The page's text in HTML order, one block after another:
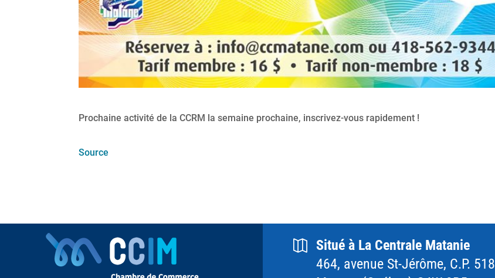
Prochaine activité de la CCRM la semaine prochaine, inscrivez-vous rapidement !
Source
Situé à La Centrale Matanie
464, avenue St-Jérôme, C.P. 518